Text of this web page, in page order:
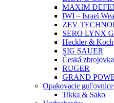
MAXIM
IWI – Israel
ZEV
SERO LYNX
Heckler & Koch
SIG SAUER
Česká
RUGER
GRAND
Opakovacie guľovnice
Tikka & Sako